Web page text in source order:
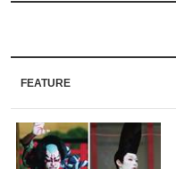
FEATURE